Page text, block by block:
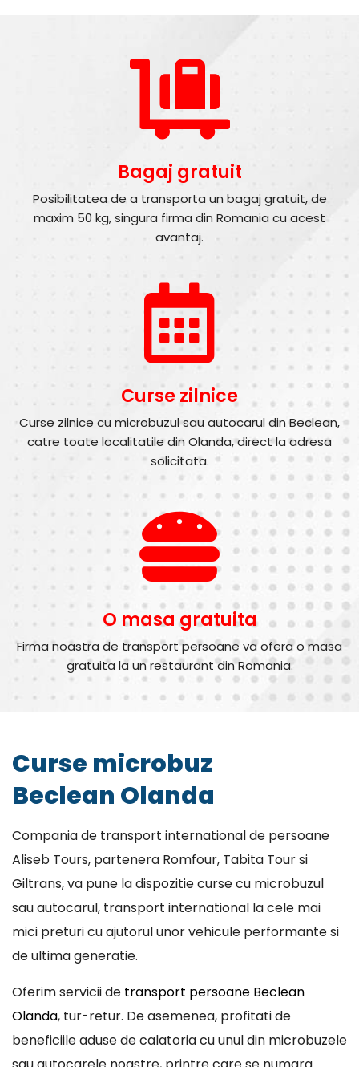
Bagaj gratuit
Posibilitatea de a transporta un bagaj gratuit, de
maxim 50 kg, singura firma din Romania cu acest
avantaj.
Curse zilnice
Curse zilnice cu microbuzul sau autocarul din Beclean,
catre toate localitatile din Olanda, direct la adresa
solicitata.
O masa gratuita
Firma noastra de transport persoane va ofera o masa
gratuita la un restaurant din Romania.
Curse microbuz
Beclean Olanda
Compania de transport international de persoane
Aliseb Tours, partenera Romfour, Tabita Tour si
Giltrans, va pune la dispozitie curse cu microbuzul
sau autocarul, transport international la cele mai
mici preturi cu ajutorul unor vehicule performante si
de ultima generatie.
Oferim servicii de transport persoane Beclean
Olanda, tur-retur. De asemenea, profitati de
beneficiile aduse de calatoria cu unul din microbuzele